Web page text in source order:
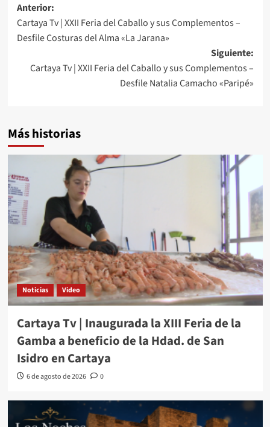
Anterior:
Cartaya Tv | XXII Feria del Caballo y sus Complementos –
Desfile Costuras del Alma «La Jarana»
Siguiente:
Cartaya Tv | XXII Feria del Caballo y sus Complementos –
Desfile Natalia Camacho «Paripé»
Más historias
Noticias Video
Cartaya Tv | Inaugurada la XIII Feria de la
Gamba a beneficio de la Hdad. de San
Isidro en Cartaya
6 de agosto de 2026 0